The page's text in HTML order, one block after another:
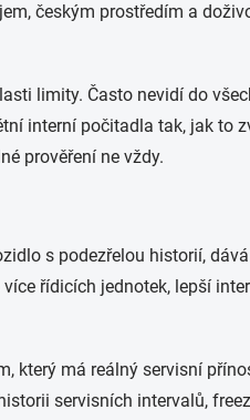
českým prostředím a
limity. Často nevidí do
interní počitadla tak, jak to
prověření ne vždy.
s podezřelou historií,
řídicích jednotek, lepší
který má reálný servisní
servisních intervalů,